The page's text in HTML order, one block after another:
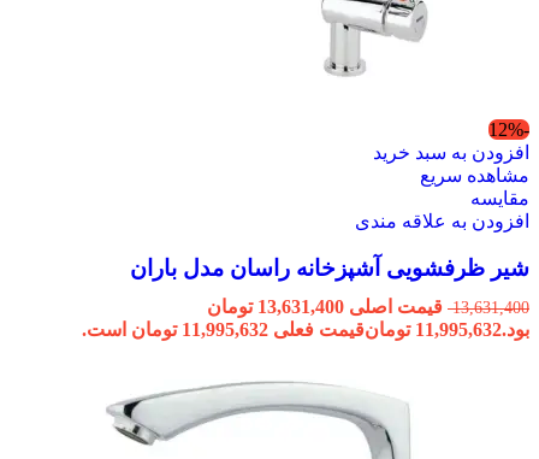
-12%
افزودن به سبد خرید
مشاهده سریع
مقایسه
افزودن به علاقه مندی
شیر ظرفشویی آشپزخانه راسان مدل باران
13,631,400
قیمت اصلی 13,631,400 تومان
بود.11,995,632 تومانقیمت فعلی 11,995,632 تومان است.